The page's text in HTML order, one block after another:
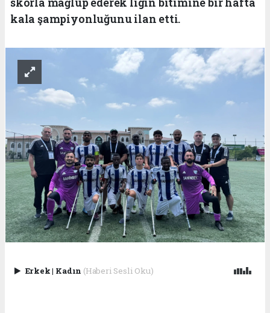
kala şampiyonluğunu ilan etti.
Erkek| Kadın (Haberi Sesli Oku)